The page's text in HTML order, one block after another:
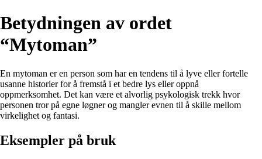
Betydningen av ordet
“Mytoman”
En mytoman er en person som har en tendens til å lyve eller fortelle
usanne historier for å fremstå i et bedre lys eller oppnå
oppmerksomhet. Det kan være et alvorlig psykologisk trekk hvor
personen tror på egne løgner og mangler evnen til å skille mellom
virkelighet og fantasi.
Eksempler på bruk